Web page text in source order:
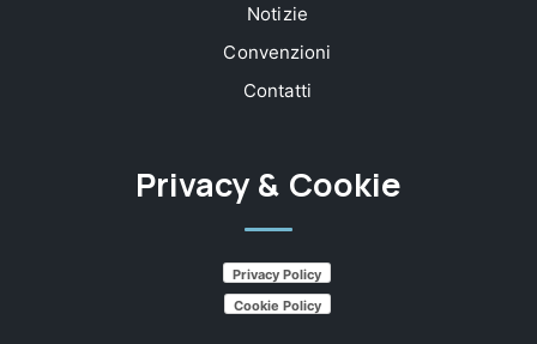
Notizie
Convenzioni
Contatti
Privacy & Cookie
Privacy Policy
Cookie Policy